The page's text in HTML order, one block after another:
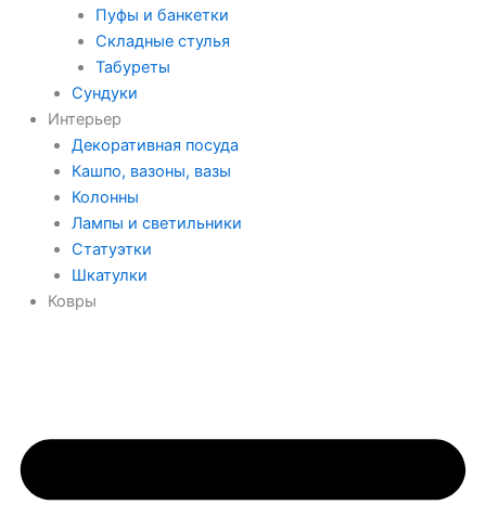
Пуфы и банкетки
Складные стулья
Табуреты
Сундуки
Интерьер
Декоративная посуда
Кашпо, вазоны, вазы
Колонны
Лампы и светильники
Статуэтки
Шкатулки
Ковры